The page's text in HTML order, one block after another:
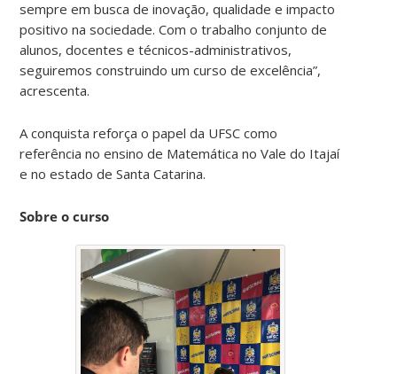
sempre em busca de inovação, qualidade e impacto
positivo na sociedade. Com o trabalho conjunto de
alunos, docentes e técnicos-administrativos,
seguiremos construindo um curso de excelência”,
acrescenta.
A conquista reforça o papel da UFSC como
referência no ensino de Matemática no Vale do Itajaí
e no estado de Santa Catarina.
Sobre o curso